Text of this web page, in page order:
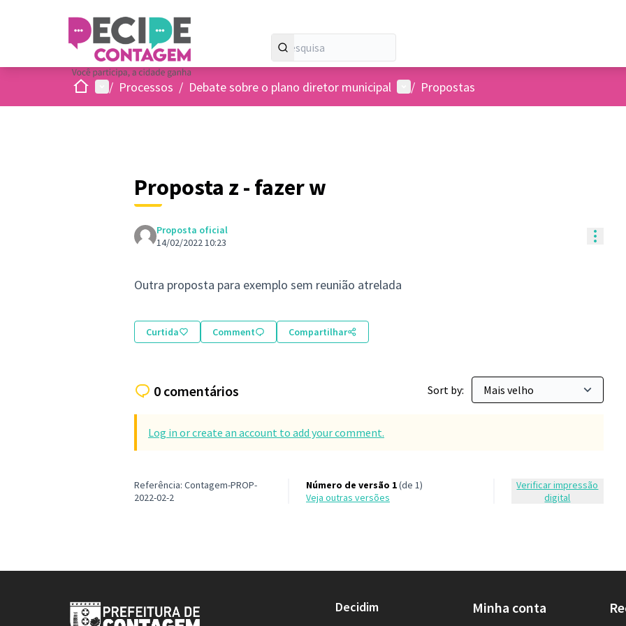
InicioMenu principal
/ Processos / Debate sobre o plano diretor municipal Menu de usuários
/ Propostas
Proposta z - fazer w
Proposta oficial
14/02/2022 10:23
Outra proposta para exemplo sem reunião atrelada
Curtida Comment Compartilhar
0 comentários Sort by:
Log in or create an account to add your comment.
Referência: Contagem-PROP-
2022-02-2
Número de versão 1(de 1)
veja outras versões
Verificar impressão
digital
Decidim Minha conta